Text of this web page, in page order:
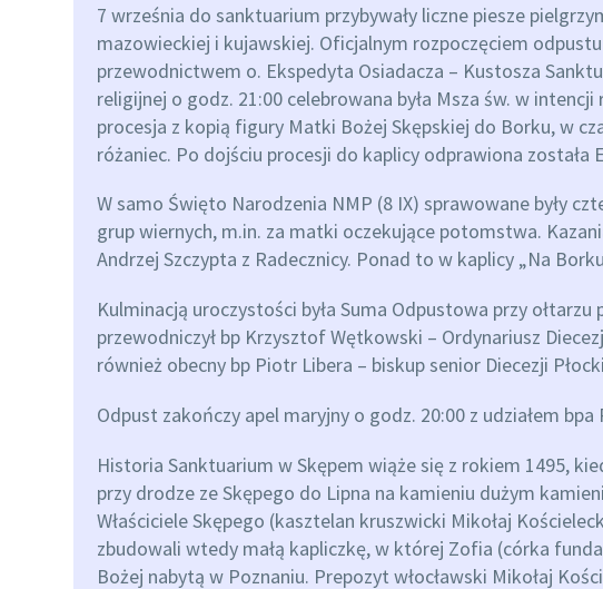
7 września do sanktuarium przybywały liczne piesze
mazowieckiej i kujawskiej. Oficjalnym rozpoczęciem
przewodnictwem o. Ekspedyta Osiadacza – Kustosza
religijnej o godz. 21:00 celebrowana była Msza św. w
procesja z kopią figury Matki Bożej Skępskiej do Borku, w
różaniec. Po dojściu procesji do kaplicy odprawiona została
W samo Święto Narodzenia NMP (8 IX) sprawowane były
grup wiernych, m.in. za matki oczekujące potomstwa.
Andrzej Szczypta z Radecznicy. Ponad to w kaplicy „Na
Kulminacją uroczystości była Suma Odpustowa przy
przewodniczył bp Krzysztof Wętkowski – Ordynariusz
również obecny bp Piotr Libera – biskup senior Diecezji
Odpust zakończy apel maryjny o godz. 20:00 z udziałem bpa
Historia Sanktuarium w Skępem wiąże się z rokiem 1495,
przy drodze ze Skępego do Lipna na kamieniu dużym
Właściciele Skępego (kasztelan kruszwicki Mikołaj
zbudowali wtedy małą kapliczkę, w której Zofia (córka
Bożej nabytą w Poznaniu. Prepozyt włocławski Mikołaj